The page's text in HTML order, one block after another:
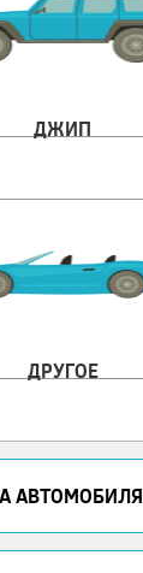
ДЖИП
ДРУГОЕ
АВТОМОБИЛЯ